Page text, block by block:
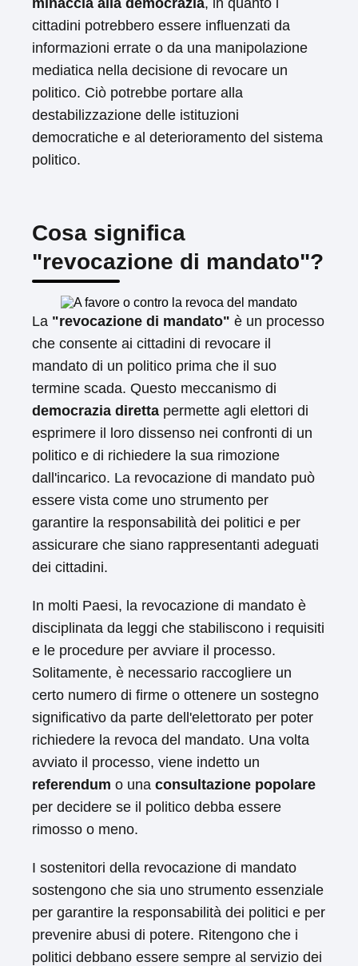
minaccia alla democrazia, in quanto i
cittadini potrebbero essere influenzati da
informazioni errate o da una manipolazione
mediatica nella decisione di revocare un
politico. Ciò potrebbe portare alla
destabilizzazione delle istituzioni
democratiche e al deterioramento del sistema
politico.
Cosa significa
"revocazione di mandato"?
La "revocazione di mandato" è un processo
che consente ai cittadini di revocare il
mandato di un politico prima che il suo
termine scada. Questo meccanismo di
democrazia diretta permette agli elettori di
esprimere il loro dissenso nei confronti di un
politico e di richiedere la sua rimozione
dall'incarico. La revocazione di mandato può
essere vista come uno strumento per
garantire la responsabilità dei politici e per
assicurare che siano rappresentanti adeguati
dei cittadini.
In molti Paesi, la revocazione di mandato è
disciplinata da leggi che stabiliscono i requisiti
e le procedure per avviare il processo.
Solitamente, è necessario raccogliere un
certo numero di firme o ottenere un sostegno
significativo da parte dell'elettorato per poter
richiedere la revoca del mandato. Una volta
avviato il processo, viene indetto un
referendum o una consultazione popolare
per decidere se il politico debba essere
rimosso o meno.
I sostenitori della revocazione di mandato
sostengono che sia uno strumento essenziale
per garantire la responsabilità dei politici e per
prevenire abusi di potere. Ritengono che i
politici debbano essere sempre al servizio dei